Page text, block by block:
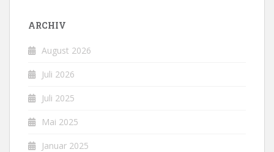
ARCHIV
August 2026
Juli 2026
Juli 2025
Mai 2025
Januar 2025